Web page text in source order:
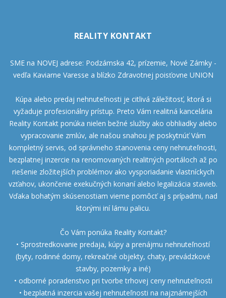
REALITY KONTAKT
SME na NOVEJ adrese: Podzámska 42, prízemie, Nové Zámky -
vedľa Kaviarne Varesse a blízko Zdravotnej poisťovne UNION
Kúpa alebo predaj nehnuteľnosti je citlivá záležitosť, ktorá si
vyžaduje profesionálny prístup. Preto Vám realitná kancelária
Reality Kontakt ponúka nielen bežné služby ako obhliadky alebo
vypracovanie zmlúv, ale našou snahou je poskytnúť Vám
kompletný servis, od správneho stanovenia ceny nehnuteľnosti,
bezplatnej inzercie na renomovaných realitných portáloch až po
riešenie zložitejších problémov ako vysporiadanie vlastníckych
vzťahov, ukončenie exekučných konaní alebo legalizácia stavieb.
Vďaka bohatým skúsenostiam vieme pomôcť aj s prípadmi, nad
ktorými iní lámu palicu.
Čo Vám ponúka Reality Kontakt?
• Sprostredkovanie predaja, kúpy a prenájmu nehnuteľností
(byty, rodinné domy, rekreačné objekty, chaty, prevádzkové
stavby, pozemky a iné)
• odborné poradenstvo pri tvorbe trhovej ceny nehnuteľnosti
• bezplatná inzercia vašej nehnuteľnosti na najznámejších